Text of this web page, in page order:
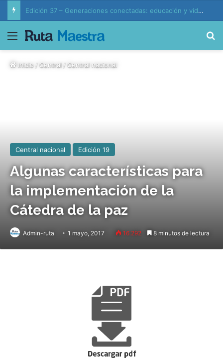
Edición 37 – Generaciones conectadas: educación y vida en la era de la IA
Menú
Inicio/Central/Central nacional
Central nacional Edición 19
Algunas características para
la implementación de la
Cátedra de la paz
Admin-ruta 1 mayo, 2017 16.292 8 minutos de lectura